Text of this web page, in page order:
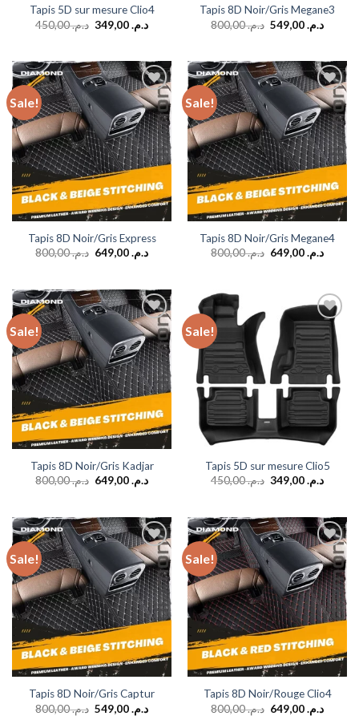
Tapis 5D sur mesure Clio4
د.م.450,00 د.م.349,00
Tapis 8D Noir/Gris Megane3
د.م.800,00 د.م.549,00
Sale!
Add to
wishlist
Tapis 8D Noir/Gris Express
د.م.800,00 د.م.649,00
Sale!
Add to
wishlist
Tapis 8D Noir/Gris Megane4
د.م.800,00 د.م.649,00
Sale!
Add to
wishlist
Tapis 8D Noir/Gris Kadjar
د.م.800,00 د.م.649,00
Sale!
Add to
wishlist
Tapis 5D sur mesure Clio5
د.م.450,00 د.م.349,00
Sale!
Add to
wishlist
Tapis 8D Noir/Gris Captur
د.م.800,00 د.م.549,00
Sale!
Add to
wishlist
Tapis 8D Noir/Rouge Clio4
د.م.800,00 د.م.649,00